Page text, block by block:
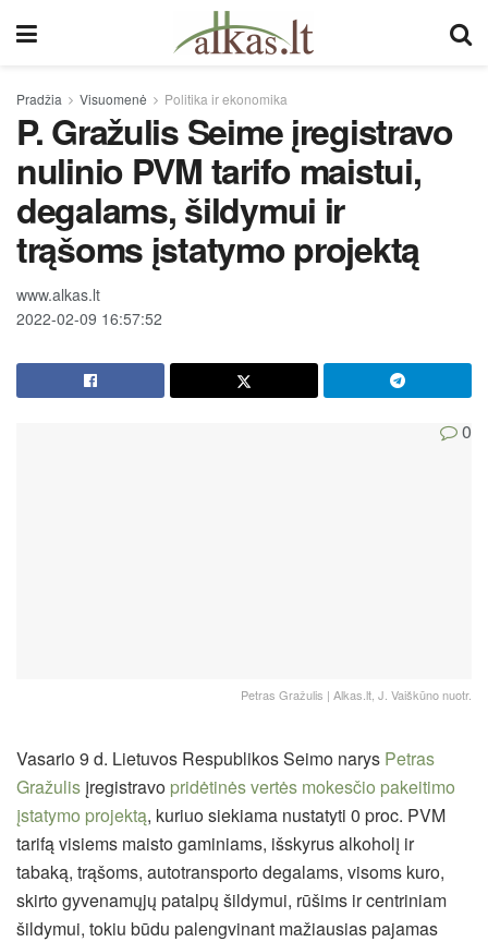
Pradžia Visuomenė Politika ir ekonomika
P. Gražulis Seime įregistravo
nulinio PVM tarifo maistui,
degalams, šildymui ir
trąšoms įstatymo projektą
www.alkas.lt
2022-02-09 16:57:52
0
Petras Gražulis | Alkas.lt, J. Vaiškūno nuotr.
Vasario 9 d. Lietuvos Respublikos Seimo narys Petras
Gražulis įregistravo pridėtinės vertės mokesčio pakeitimo
įstatymo projektą, kuriuo siekiama nustatyti 0 proc. PVM
tarifą visiems maisto gaminiams, išskyrus alkoholį ir
tabaką, trąšoms, autotransporto degalams, visoms kuro,
skirto gyvenamųjų patalpų šildymui, rūšims ir centriniam
šildymui, tokiu būdu palengvinant mažiausias pajamas